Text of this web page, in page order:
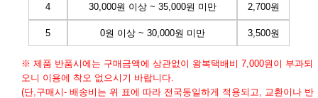
4 30,000원 이상 ~ 35,000원 미만 2,700원
5 0원 이상 ~ 30,000원 미만 3,500원
※ 제품 반품시에는 구매금액에 상관없이 왕복택배비 7,000원이 부과되
오니 이용에 착오 없으시기 바랍니다.
(단,구매시- 배송비는 위 표에 따라 전국동일하게 적용되고, 교환이나 반